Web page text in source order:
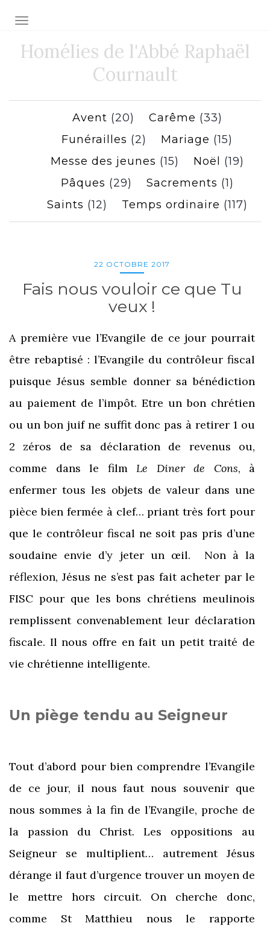
Toggle navigation
Homélies de l'Abbé Raphaël
Cournault
Avent (20) Carême (33)
Funérailles (2) Mariage (15)
Messe des jeunes (15) Noël
(19)
Pâques (29) Sacrements (1)
Saints (12) Temps ordinaire (117)
22 OCTOBRE 2017
Fais nous vouloir ce que Tu
veux !
A première vue l’Evangile de ce jour pourrait
être rebaptisé : l’Evangile du contrôleur fiscal
puisque Jésus semble donner sa bénédiction
au paiement de l’impôt. Etre un bon chrétien
ou un bon juif ne suffit donc pas à retirer 1 ou
2 zéros de sa déclaration de revenus ou,
comme dans le film Le Diner de Cons, à
enfermer tous les objets de valeur dans une
pièce bien fermée à clef… priant très fort pour
que le contrôleur fiscal ne soit pas pris d’une
soudaine envie d’y jeter un œil. Non à la
réflexion, Jésus ne s’est pas fait acheter par le
FISC pour que les bons chrétiens meulinois
remplissent convenablement leur déclaration
fiscale. Il nous offre en fait un petit traité de
vie chrétienne intelligente.
Un piège tendu au Seigneur
Tout d’abord pour bien comprendre l’Evangile
de ce jour, il nous faut nous souvenir que
nous sommes à la fin de l’Evangile, proche de
la passion du Christ. Les oppositions au
Seigneur se multiplient… autrement Jésus
dérange il faut d’urgence trouver un moyen de
le mettre hors circuit. On cherche donc,
comme St Matthieu nous le rapporte